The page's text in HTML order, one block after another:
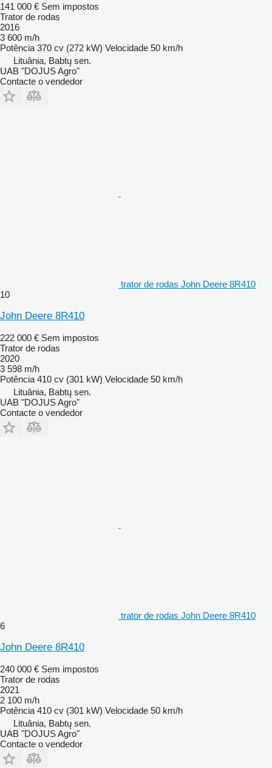
141 000 € Sem impostos
Trator de rodas
2016
3 600 m/h
Potência 370 cv (272 kW) Velocidade 50 km/h
Lituânia, Babtų sen.
UAB "DOJUS Agro"
Contacte o vendedor
trator de rodas John Deere 8R410
10
John Deere 8R410
222 000 € Sem impostos
Trator de rodas
2020
3 598 m/h
Potência 410 cv (301 kW) Velocidade 50 km/h
Lituânia, Babtų sen.
UAB "DOJUS Agro"
Contacte o vendedor
trator de rodas John Deere 8R410
6
John Deere 8R410
240 000 € Sem impostos
Trator de rodas
2021
2 100 m/h
Potência 410 cv (301 kW) Velocidade 50 km/h
Lituânia, Babtų sen.
UAB "DOJUS Agro"
Contacte o vendedor